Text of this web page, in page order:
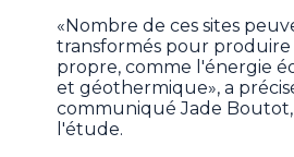
«Nombre de ces sites
transformés pour
propre, comme l'énergie
et géothermique», a
communiqué Jade
l'étude.